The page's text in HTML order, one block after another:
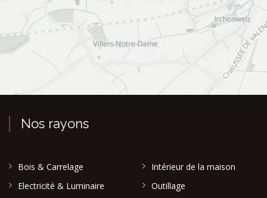
Nos rayons
Bois & Carrelage
Electricité & Luminaire
Intérieur de la maison
Outillage